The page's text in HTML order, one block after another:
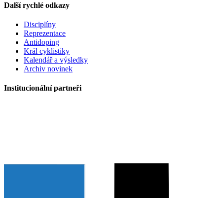
Další rychlé odkazy
Disciplíny
Reprezentace
Antidoping
Král cyklistiky
Kalendář a výsledky
Archiv novinek
Institucionální partneři